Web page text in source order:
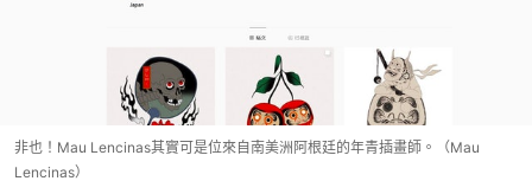
非也！Mau Lencinas其實可是位來自南美洲阿根廷的年青插畫師。（Mau
Lencinas）